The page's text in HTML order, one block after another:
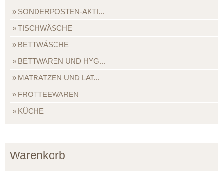
SONDERPOSTEN-AKTI...
TISCHWÄSCHE
BETTWÄSCHE
BETTWAREN UND HYG...
MATRATZEN UND LAT...
FROTTEEWAREN
KÜCHE
Warenkorb